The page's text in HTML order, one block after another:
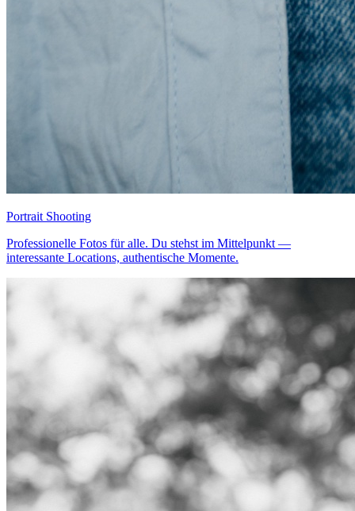
Portrait Shooting
Professionelle Fotos für alle. Du stehst im Mittelpunkt —
interessante Locations, authentische Momente.